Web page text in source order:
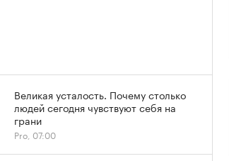
Великая усталость. Почему столько
людей сегодня чувствуют себя на
грани
Pro, 07:00